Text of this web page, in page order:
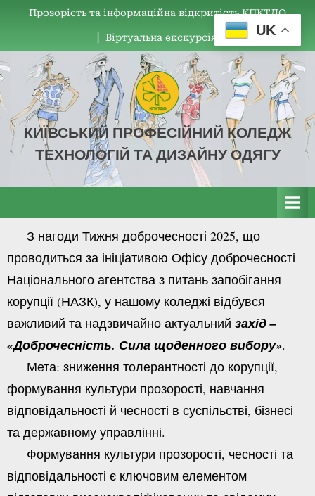
Прозорість та інформаційна відкритість КПКТДО
▏Віртуальна екскурсія
КИЇВСЬКИЙ ПРОФЕСІЙНИЙ КОЛЕДЖ
ТЕХНОЛОГІЙ ТА ДИЗАЙНУ ОДЯГУ
КПКТДО
З нагоди Тижня доброчесності 2025, що
проводиться за ініціативою Офісу доброчесності
Національного агентства з питань запобігання
корупції (НАЗК), у нашому коледжі відбувся
важливий та надзвичайно актуальний захід –
«Доброчесність. Сила щоденного вибору».
Мета: зниження толерантності до корупції,
формування культури прозорості, навчання
відповідальності й чесності в суспільстві, бізнесі
та державному управлінні.
Формування культури прозорості, чесності та
відповідальності є ключовим елементом
UK